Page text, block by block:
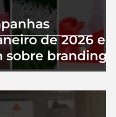
de 2026 e
sobre branding